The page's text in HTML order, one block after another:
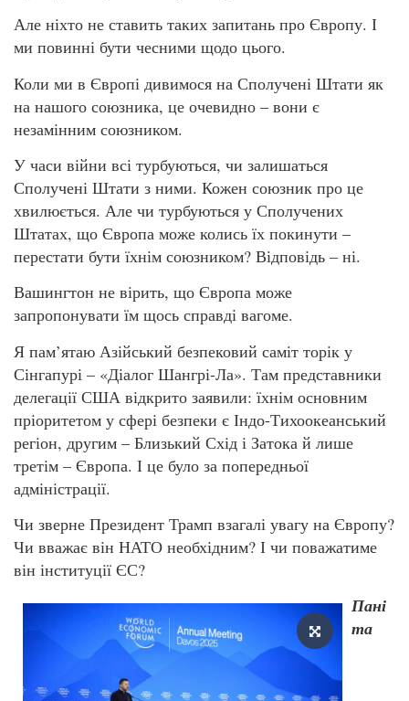
Але ніхто не ставить таких запитань про Європу. І
ми повинні бути чесними щодо цього.
Коли ми в Європі дивимося на Сполучені Штати як
на нашого союзника, це очевидно – вони є
незамінним союзником.
У часи війни всі турбуються, чи залишаться
Сполучені Штати з ними. Кожен союзник про це
хвилюється. Але чи турбуються у Сполучених
Штатах, що Європа може колись їх покинути –
перестати бути їхнім союзником? Відповідь – ні.
Вашингтон не вірить, що Європа може
запропонувати їм щось справді вагоме.
Я пам’ятаю Азійський безпековий саміт торік у
Сінгапурі – «Діалог Шангрі-Ла». Там представники
делегації США відкрито заявили: їхнім основним
пріоритетом у сфері безпеки є Індо-Тихоокеанський
регіон, другим – Близький Схід і Затока й лише
третім – Європа. І це було за попередньої
адміністрації.
Чи зверне Президент Трамп взагалі увагу на Європу?
Чи вважає він НАТО необхідним? І чи поважатиме
він інституції ЄС?
Пані
та